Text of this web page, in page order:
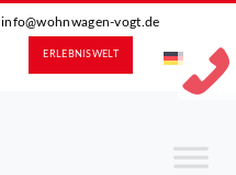
info@wohnwagen-vogt.de
ERLEBNIS­WELT